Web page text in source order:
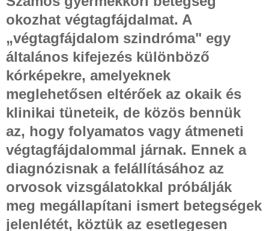
okozhat végtagfájdalmat. A
„végtagfájdalom szindróma" egy
általános kifejezés különböző
kórképekre, amelyeknek
meglehetősen eltérőek az okaik és
klinikai tüneteik, de közös bennük
az, hogy folyamatos vagy átmeneti
végtagfájdalommal járnak. Ennek a
diagnózisnak a felállításához az
orvosok vizsgálatokkal próbálják
meg megállapítani ismert betegségek
jelenlétét, köztük az esetlegesen